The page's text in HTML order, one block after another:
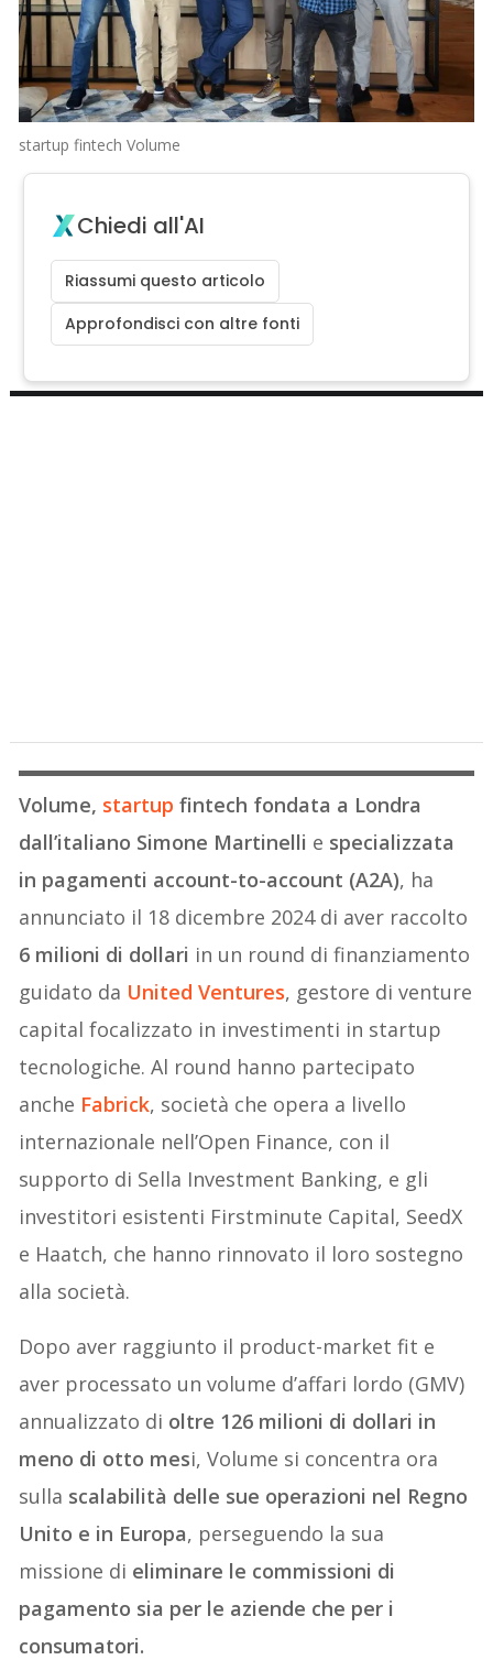
startup fintech Volume
Chiedi all'AI
Riassumi questo articolo
Approfondisci con altre fonti
Volume, startupfintech fondata a Londra
dall’italiano Simone Martinelli e specializzata
in pagamenti account-to-account (A2A), ha
annunciato il 18 dicembre 2024 di aver raccolto
6 milioni di dollari in un round di finanziamento
guidato da United Ventures, gestore di venture
capital focalizzato in investimenti in startup
tecnologiche. Al round hanno partecipato
anche Fabrick, società che opera a livello
internazionale nell’Open Finance, con il
supporto di Sella Investment Banking, e gli
investitori esistenti Firstminute Capital, SeedX
e Haatch, che hanno rinnovato il loro sostegno
alla società.
Dopo aver raggiunto il product-market fit e
aver processato un volume d’affari lordo (GMV)
annualizzato di oltre 126 milioni di dollari in
meno di otto mesi, Volume si concentra ora
sulla scalabilità delle sue operazioni nel Regno
Unito e in Europa, perseguendo la sua
missione di eliminare le commissioni di
pagamento sia per le aziende che per i
consumatori.